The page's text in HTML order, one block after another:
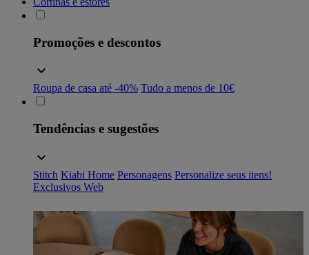
Promoções e descontos
Roupa de casa até -40% Tudo a menos de 10€
Tendências e sugestões
Stitch Kiabi Home Personagens Personalize seus itens!
Exclusivos Web